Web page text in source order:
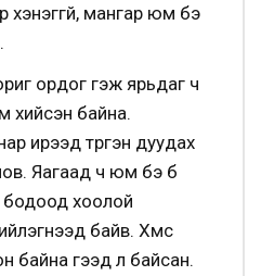
мангар юм бэ
ордог гэж ярьдаг ч
хийсэн байна.
ирээд түргэн дуудах
Яагаад ч юм бэ бүү
хоолой
байв. Хүмүүс
байна гээд л байсан.